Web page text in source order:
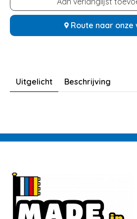
Route naar onze
Uitgelicht Beschrijving